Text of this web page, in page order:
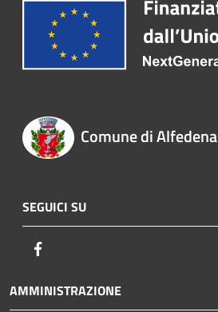
Comune di Alfedena
SEGUICI SU
AMMINISTRAZIONE